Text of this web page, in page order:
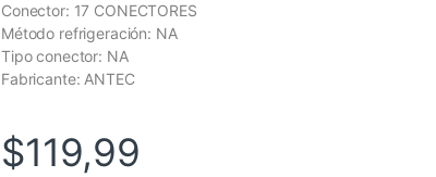
Conector: 17 CONECTORES
Método refrigeración: NA
Tipo conector: NA
Fabricante: ANTEC
$119,99